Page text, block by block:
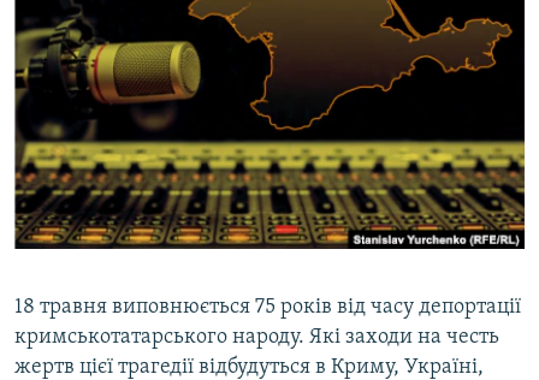
ВСЕ ЗА ДЕНЬ
СПЕЦПРОЕКТИ
ДЕПОРТАЦІЯ
ВІДЕОУРОКИ «ELIFBE»
СВІДЧЕННЯ ОКУПАЦІЇ
УКРАЇНСЬКА ПРОБЛЕМА КРИМУ
ЯК ОБІЙТИ БЛОКУВАННЯ
Русский
Qırımtatar
18 травня виповнюється 75 років від часу депортації
кримськотатарського народу. Які заходи на честь
жертв цієї трагедії відбудуться в Криму, Україні,